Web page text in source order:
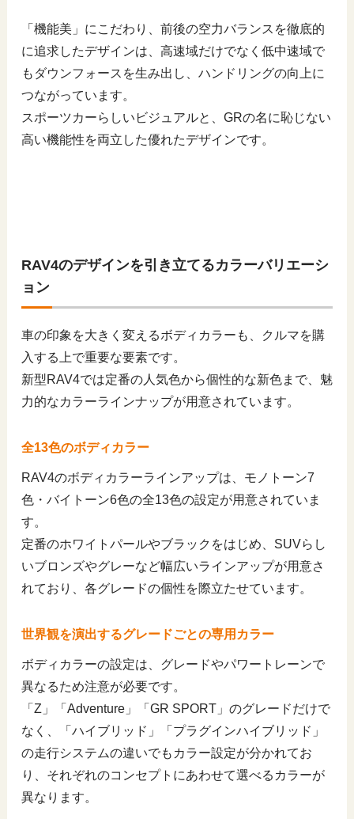
「機能美」にこだわり、前後の空力バランスを徹底的
に追求したデザインは、高速域だけでなく低中速域で
もダウンフォースを生み出し、ハンドリングの向上に
つながっています。
スポーツカーらしいビジュアルと、GRの名に恥じない
高い機能性を両立した優れたデザインです。
RAV4のデザインを引き立てるカラーバリエーシ
ョン
車の印象を大きく変えるボディカラーも、クルマを購
入する上で重要な要素です。
新型RAV4では定番の人気色から個性的な新色まで、魅
力的なカラーラインナップが用意されています。
全13色のボディカラー
RAV4のボディカラーラインアップは、モノトーン7
色・バイトーン6色の全13色の設定が用意されていま
す。
定番のホワイトパールやブラックをはじめ、SUVらし
いブロンズやグレーなど幅広いラインアップが用意さ
れており、各グレードの個性を際立たせています。
世界観を演出するグレードごとの専用カラー
ボディカラーの設定は、グレードやパワートレーンで
異なるため注意が必要です。
「Z」「Adventure」「GR SPORT」のグレードだけで
なく、「ハイブリッド」「プラグインハイブリッド」
の走行システムの違いでもカラー設定が分かれてお
り、それぞれのコンセプトにあわせて選べるカラーが
異なります。